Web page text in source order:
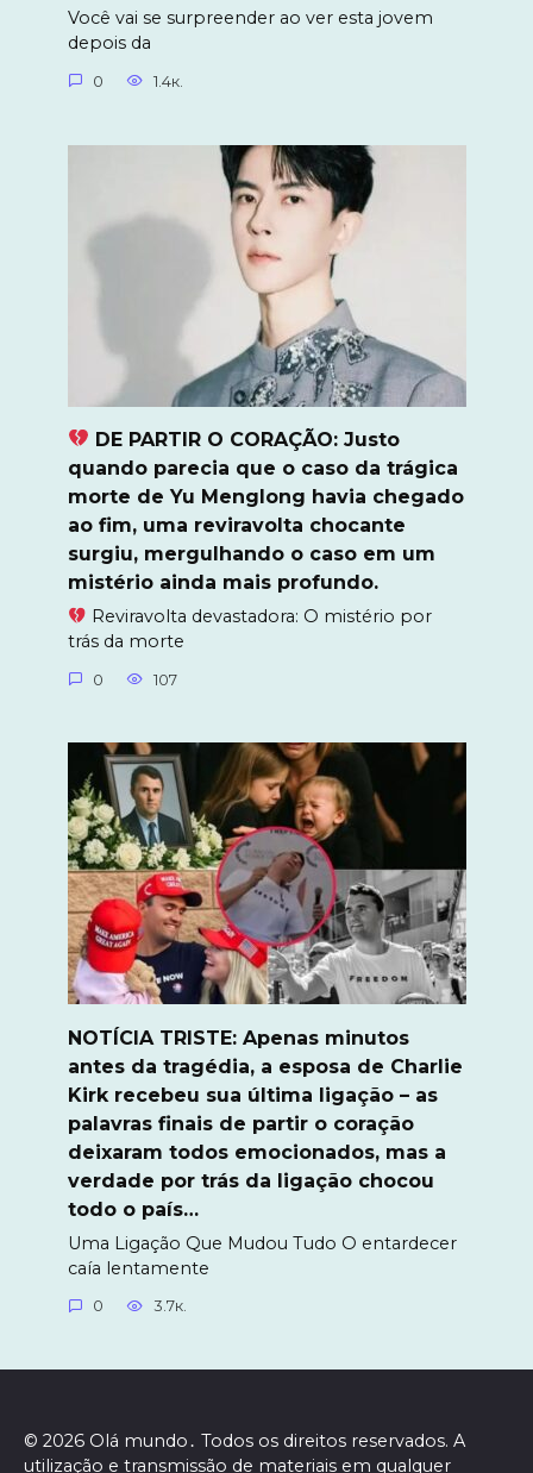
Você vai se surpreender ao ver esta jovem
depois da
0 1.4к.
DE PARTIR O CORAÇÃO: Justo
quando parecia que o caso da trágica
morte de Yu Menglong havia chegado
ao fim, uma reviravolta chocante
surgiu, mergulhando o caso em um
mistério ainda mais profundo.
Reviravolta devastadora: O mistério por
trás da morte
0 107
NOTÍCIA TRISTE: Apenas minutos
antes da tragédia, a esposa de Charlie
Kirk recebeu sua última ligação – as
palavras finais de partir o coração
deixaram todos emocionados, mas a
verdade por trás da ligação chocou
todo o país…
Uma Ligação Que Mudou Tudo O entardecer
caía lentamente
0 3.7к.
© 2026 Olá mundo․ Todos os direitos reservados. A
utilização e transmissão de materiais em qualquer